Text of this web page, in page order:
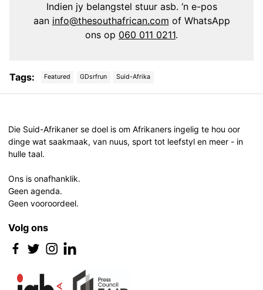
Indien jy belangstel stuur asb. ‘n e-pos
aan info@thesouthafrican.com of WhatsApp
ons op 060 011 0211.
Tags: Featured GDsrfrun Suid-Afrika
Die Suid-Afrikaner se doel is om Afrikaners ingelig te hou oor
dinge wat saakmaak, van nuus, sport tot leefstyl en meer - in
hulle taal.
Ons is onafhanklik.
Geen agenda.
Geen vooroordeel.
Volg ons